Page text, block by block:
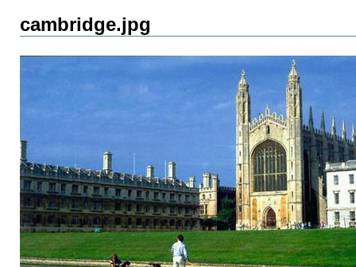
cambridge.jpg